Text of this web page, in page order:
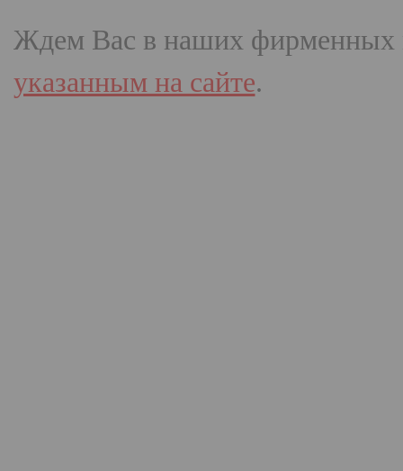
Ждем Вас в наших фирменных
указанным на сайте.